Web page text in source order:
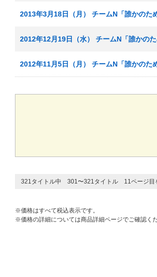
2013年3月18日（月） チームN「誰かのた
2012年12月19日（水） チームN「誰かの
2012年11月5日（月） チームN「誰かのた
321タイトル中 301〜321タイトル 11ページ目
※価格はすべて税込表示です。
※価格の詳細については商品詳細ページでご確認くだ